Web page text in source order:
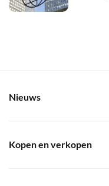
Nieuws
Kopen en verkopen